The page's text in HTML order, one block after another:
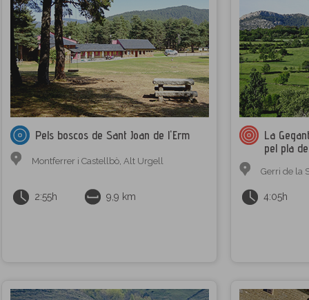
Pels boscos de Sant Joan de l'Erm
Montferrer i Castellbò, Alt Urgell
2:55h 9,9 km
La
pel pla
Gerri de la
4:05h